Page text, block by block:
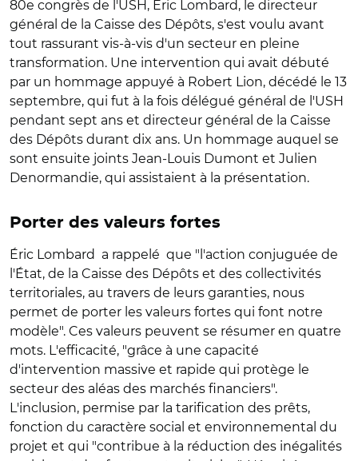
80e congrès de l'USH, Éric Lombard, le directeur
général de la Caisse des Dépôts, s'est voulu avant
tout rassurant vis-à-vis d'un secteur en pleine
transformation. Une intervention qui avait débuté
par un hommage appuyé à Robert Lion, décédé le 13
septembre, qui fut à la fois délégué général de l'USH
pendant sept ans et directeur général de la Caisse
des Dépôts durant dix ans. Un hommage auquel se
sont ensuite joints Jean-Louis Dumont et Julien
Denormandie, qui assistaient à la présentation.
Porter des valeurs fortes
Éric Lombard a rappelé que "l'action conjuguée de
l'État, de la Caisse des Dépôts et des collectivités
territoriales, au travers de leurs garanties, nous
permet de porter les valeurs fortes qui font notre
modèle". Ces valeurs peuvent se résumer en quatre
mots. L'efficacité, "grâce à une capacité
d'intervention massive et rapide qui protège le
secteur des aléas des marchés financiers".
L'inclusion, permise par la tarification des prêts,
fonction du caractère social et environnemental du
projet et qui "contribue à la réduction des inégalités